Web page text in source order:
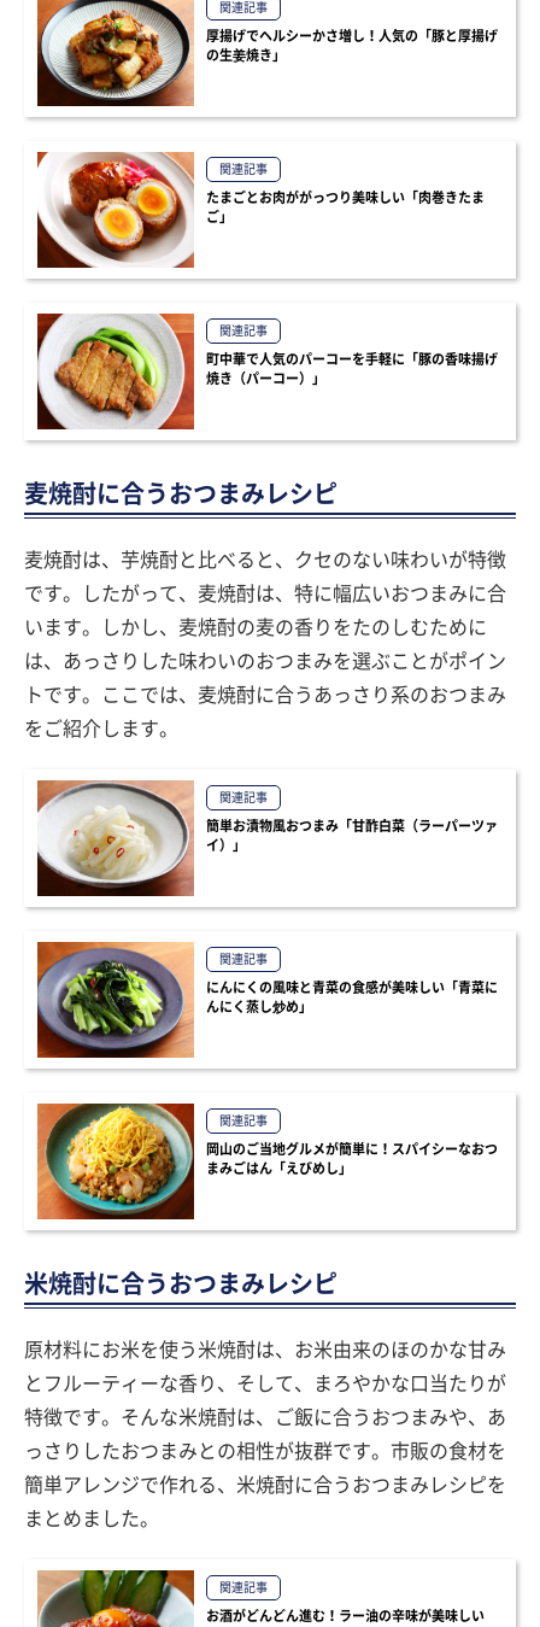
関連記事
厚揚げでヘルシーかさ増し！人気の「豚と厚揚げ
の生姜焼き」
関連記事
たまごとお肉ががっつり美味しい「肉巻きたま
ご」
関連記事
町中華で人気のパーコーを手軽に「豚の香味揚げ
焼き（パーコー）」
麦焼酎に合うおつまみレシピ
麦焼酎は、芋焼酎と比べると、クセのない味わいが特徴
です。したがって、麦焼酎は、特に幅広いおつまみに合
います。しかし、麦焼酎の麦の香りをたのしむために
は、あっさりした味わいのおつまみを選ぶことがポイン
トです。ここでは、麦焼酎に合うあっさり系のおつまみ
をご紹介します。
関連記事
簡単お漬物風おつまみ「甘酢白菜（ラーパーツァ
イ）」
関連記事
にんにくの風味と青菜の食感が美味しい「青菜に
んにく蒸し炒め」
関連記事
岡山のご当地グルメが簡単に！スパイシーなおつ
まみごはん「えびめし」
米焼酎に合うおつまみレシピ
原材料にお米を使う米焼酎は、お米由来のほのかな甘み
とフルーティーな香り、そして、まろやかな口当たりが
特徴です。そんな米焼酎は、ご飯に合うおつまみや、あ
っさりしたおつまみとの相性が抜群です。市販の食材を
簡単アレンジで作れる、米焼酎に合うおつまみレシピを
まとめました。
関連記事
お酒がどんどん進む！ラー油の辛味が美味しい